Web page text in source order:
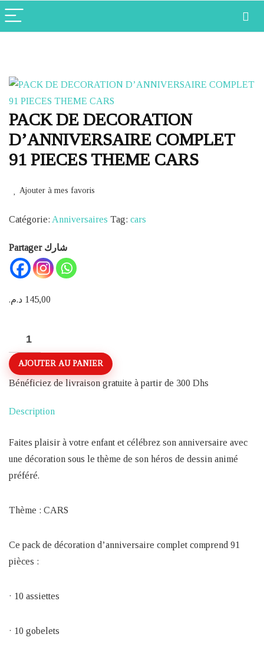
PACK DE DECORATION
D’ANNIVERSAIRE COMPLET
91 PIECES THEME CARS
Ajouter à mes favoris
Catégorie: Anniversaires Tag: cars
Partager شارك
145,00 د.م.
quantité
de
PACK
DE
D’ANNIVERSAIRE
91
PIECES
THEME
AJOUTER AU PANIER
Bénéficiez de livraison gratuite à partir de 300 Dhs
Description
Faites plaisir à votre enfant et célébrez son anniversaire avec
une décoration sous le thème de son héros de dessin animé
préféré.
Thème : CARS
Ce pack de décoration d’anniversaire complet comprend 91
pièces :
· 10 assiettes
· 10 gobelets